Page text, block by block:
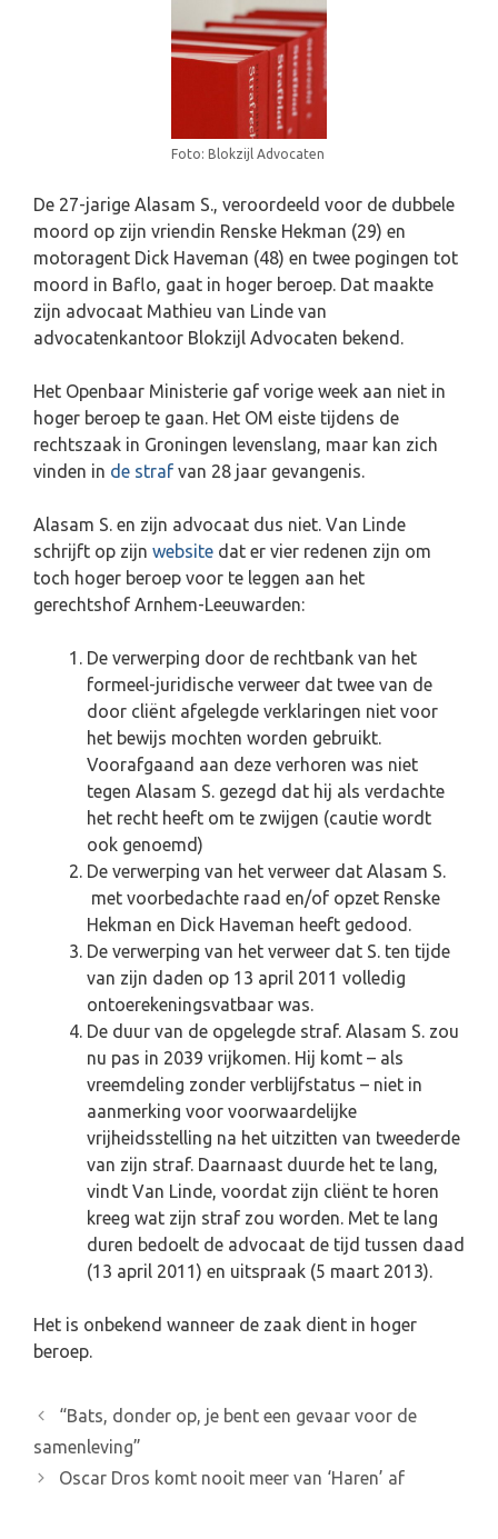
Foto: Blokzijl Advocaten
De 27-jarige Alasam S., veroordeeld voor de dubbele
moord op zijn vriendin Renske Hekman (29) en
motoragent Dick Haveman (48) en twee pogingen tot
moord in Baflo, gaat in hoger beroep. Dat maakte
zijn advocaat Mathieu van Linde van
advocatenkantoor Blokzijl Advocaten bekend.
Het Openbaar Ministerie gaf vorige week aan niet in
hoger beroep te gaan. Het OM eiste tijdens de
rechtszaak in Groningen levenslang, maar kan zich
vinden in de straf van 28 jaar gevangenis.
Alasam S. en zijn advocaat dus niet. Van Linde
schrijft op zijn website dat er vier redenen zijn om
toch hoger beroep voor te leggen aan het
gerechtshof Arnhem-Leeuwarden:
De verwerping door de rechtbank van het
formeel-juridische verweer dat twee van de
door cliënt afgelegde verklaringen niet voor
het bewijs mochten worden gebruikt.
Voorafgaand aan deze verhoren was niet
tegen Alasam S. gezegd dat hij als verdachte
het recht heeft om te zwijgen (cautie wordt
ook genoemd)
De verwerping van het verweer dat Alasam S.
met voorbedachte raad en/of opzet Renske
Hekman en Dick Haveman heeft gedood.
De verwerping van het verweer dat S. ten tijde
van zijn daden op 13 april 2011 volledig
ontoerekeningsvatbaar was.
De duur van de opgelegde straf. Alasam S. zou
nu pas in 2039 vrijkomen. Hij komt – als
vreemdeling zonder verblijfstatus – niet in
aanmerking voor voorwaardelijke
vrijheidsstelling na het uitzitten van tweederde
van zijn straf. Daarnaast duurde het te lang,
vindt Van Linde, voordat zijn cliënt te horen
kreeg wat zijn straf zou worden. Met te lang
duren bedoelt de advocaat de tijd tussen daad
(13 april 2011) en uitspraak (5 maart 2013).
Het is onbekend wanneer de zaak dient in hoger
beroep.
B
e
“Bats, donder op, je bent een gevaar voor de
samenleving”
Oscar Dros komt nooit meer van ‘Haren’ af